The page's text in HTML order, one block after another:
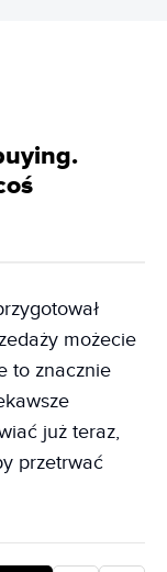
możecie
to znacznie
już teraz,
przetrwać